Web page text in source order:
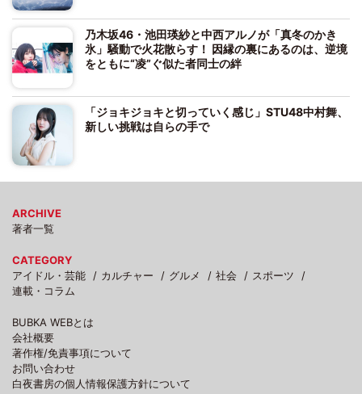
乃木坂46・池田瑛紗と中西アルノが「真冬のかき
氷」騒動で火花散らす！ 因縁の裏にあるのは、逆境
をともに“凌”ぐ似た者同士の絆
「ジョキジョキと切っていく感じ」STU48中村舞、
新しい挑戦は自らの手で
ARCHIVE
著者一覧
CATEGORY
アイドル・芸能
カルチャー グルメ 社会
スポーツ
連載・コラム
BUBKA WEBとは
会社概要
著作権/免責事項について
お問い合わせ
白夜書房の個人情報保護方針について